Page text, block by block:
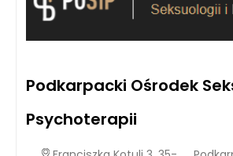
Podkarpacki Ośrodek
Psychoterapii